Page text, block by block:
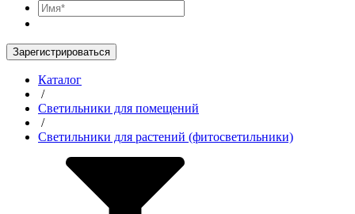
Зарегистрироваться
Каталог
/
Светильники для помещений
/
Светильники для растений (фитосветильники)